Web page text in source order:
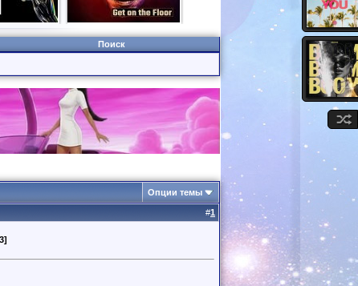
Поиск
Опции темы
#1